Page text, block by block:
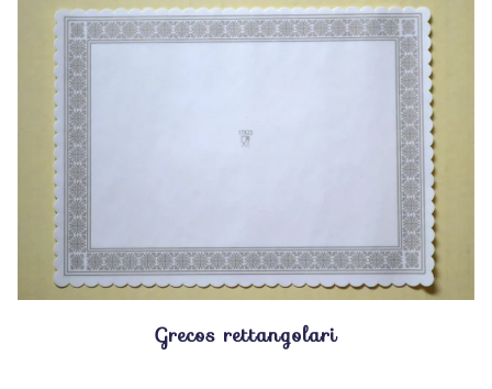
Grecos rettangolari